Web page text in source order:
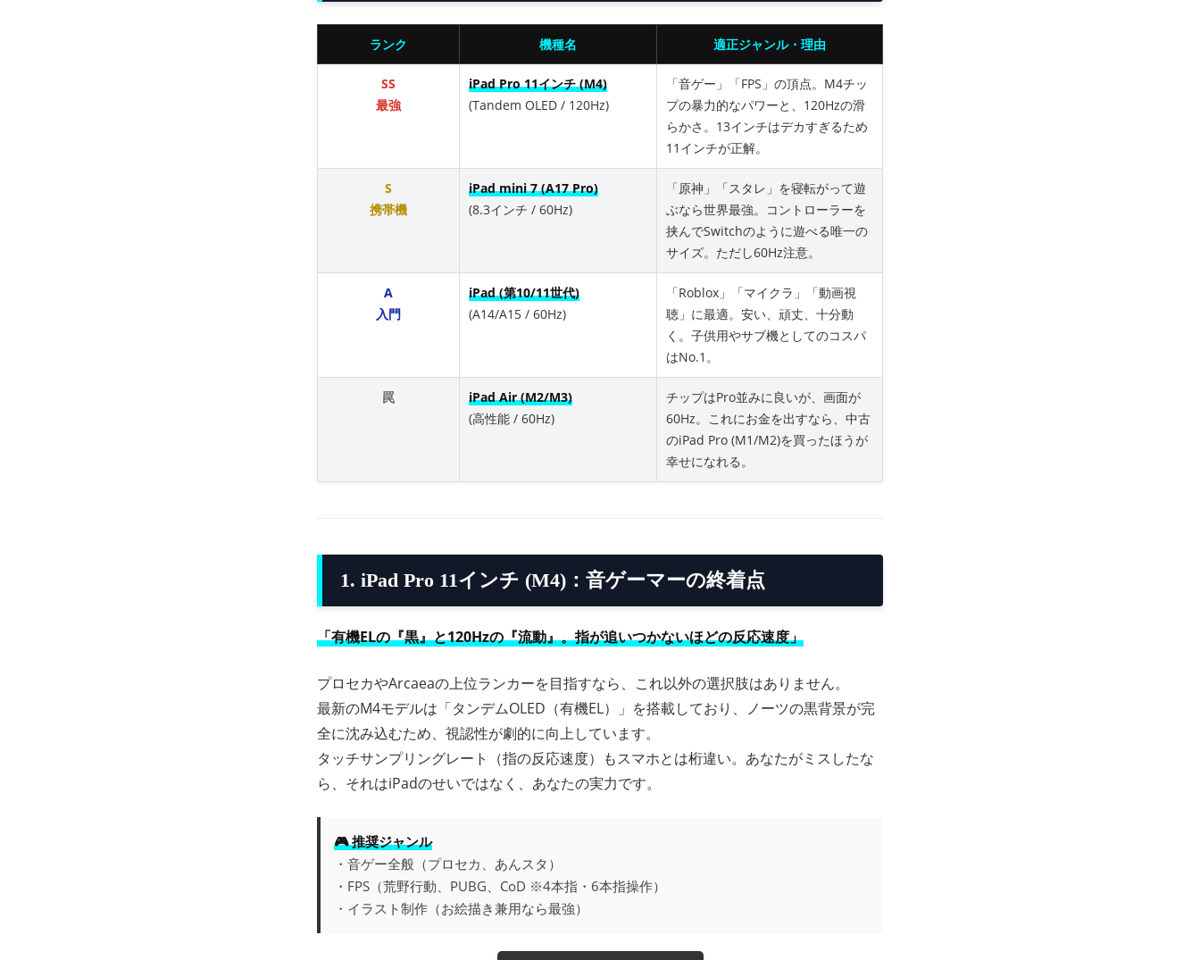
ランク 機種名 適正ジャンル・理由
SS
最強
iPad Pro 11インチ (M4)
(Tandem OLED / 120Hz)
「音ゲー」「FPS」の頂点。M4チッ
プの暴力的なパワーと、120Hzの滑
らかさ。13インチはデカすぎるため
11インチが正解。
S
携帯機
iPad mini 7 (A17 Pro)
(8.3インチ / 60Hz)
「原神」「スタレ」を寝転がって遊
ぶなら世界最強。コントローラーを
挟んでSwitchのように遊べる唯一の
サイズ。ただし60Hz注意。
A
入門
iPad (第10/11世代)
(A14/A15 / 60Hz)
「Roblox」「マイクラ」「動画視
聴」に最適。安い、頑丈、十分動
く。子供用やサブ機としてのコスパ
はNo.1。
罠
iPad Air (M2/M3)
(高性能 / 60Hz)
チップはPro並みに良いが、画面が
60Hz。これにお金を出すなら、中古
のiPad Pro (M1/M2)を買ったほうが
幸せになれる。
1. iPad Pro 11インチ (M4)：音ゲーマーの終着点
「有機ELの『黒』と120Hzの『流動』。指が追いつかないほどの反応速度」
プロセカやArcaeaの上位ランカーを目指すなら、これ以外の選択肢はありません。
最新のM4モデルは「タンデムOLED（有機EL）」を搭載しており、ノーツの黒背景が完
全に沈み込むため、視認性が劇的に向上しています。
タッチサンプリングレート（指の反応速度）もスマホとは桁違い。あなたがミスしたな
ら、それはiPadのせいではなく、あなたの実力です。
🎮 推奨ジャンル
・音ゲー全般（プロセカ、あんスタ）
・FPS（荒野行動、PUBG、CoD ※4本指・6本指操作）
・イラスト制作（お絵描き兼用なら最強）